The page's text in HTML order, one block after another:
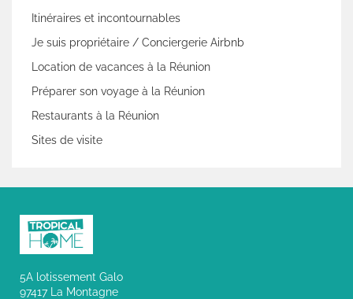
Itinéraires et incontournables
Je suis propriétaire / Conciergerie Airbnb
Location de vacances à la Réunion
Préparer son voyage à la Réunion
Restaurants à la Réunion
Sites de visite
5A lotissement Galo
97417 La Montagne